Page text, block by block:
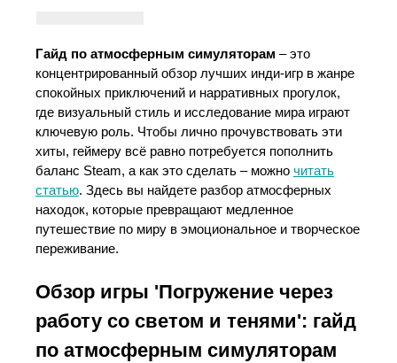
Гайд по атмосферным симуляторам – это
концентрированный обзор лучших инди-игр в жанре
спокойных приключений и нарративных прогулок,
где визуальный стиль и исследование мира играют
ключевую роль. Чтобы лично прочувствовать эти
хиты, геймеру всё равно потребуется пополнить
баланс Steam, а как это сделать – можно читать
статью. Здесь вы найдете разбор атмосферных
находок, которые превращают медленное
путешествие по миру в эмоциональное и творческое
переживание.
Обзор игры 'Погружение через
работу со светом и тенями': гайд
по атмосферным симуляторам